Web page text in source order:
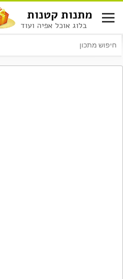
לתוכן
מתנות קטנות
בלוג אוכל אפיה ועוד